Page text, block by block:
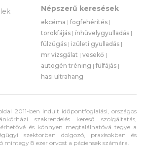
Népszerű keresések
ekcéma |fogfehérítés |
torokfájás | ínhüvelygyulladás |
fülzúgás | izületi gyulladás |
mr vizsgálat | vesekő |
autogén tréning |fülfájás |
hasi ultrahang
2011-ben indult időpontfoglalási, országos
szakrendelés kereső szolgáltatás,
és könnyen megtalálhatóvá tegye a
szektorban dolgozó, praxisokban és
mintegy 8 ezer orvost a páciensek számára.